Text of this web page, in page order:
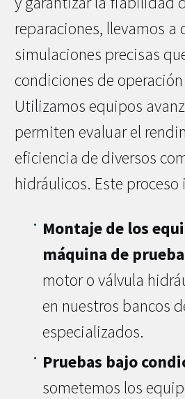
reparaciones, llevamos a
simulaciones precisas
condiciones de
Utilizamos equipos
permiten evaluar el
eficiencia de diversos
hidráulicos. Este proceso
Montaje de los
máquina de prueba
motor o válvula
en nuestros bancos
especializados.
Pruebas bajo
sometemos los